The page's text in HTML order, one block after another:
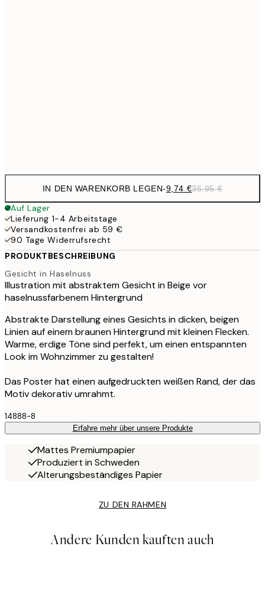
IN DEN WARENKORB LEGEN-9,74 €35,95 €
Auf Lager
Lieferung 1-4 Arbeitstage
Versandkostenfrei ab 59 €
90 Tage Widerrufsrecht
PRODUKTBESCHREIBUNG
Gesicht in Haselnuss
Illustration mit abstraktem Gesicht in Beige vor
haselnussfarbenem Hintergrund
Abstrakte Darstellung eines Gesichts in dicken, beigen
Linien auf einem braunen Hintergrund mit kleinen Flecken.
Warme, erdige Töne sind perfekt, um einen entspannten
Look im Wohnzimmer zu gestalten!
Das Poster hat einen aufgedruckten weißen Rand, der das
Motiv dekorativ umrahmt.
14888-8
Erfahre mehr über unsere Produkte
Mattes Premiumpapier
Produziert in Schweden
Alterungsbeständiges Papier
ZU DEN RAHMEN
Andere Kunden kauften auch